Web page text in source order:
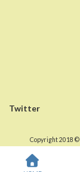
Twitter
Copyright 2018 ©